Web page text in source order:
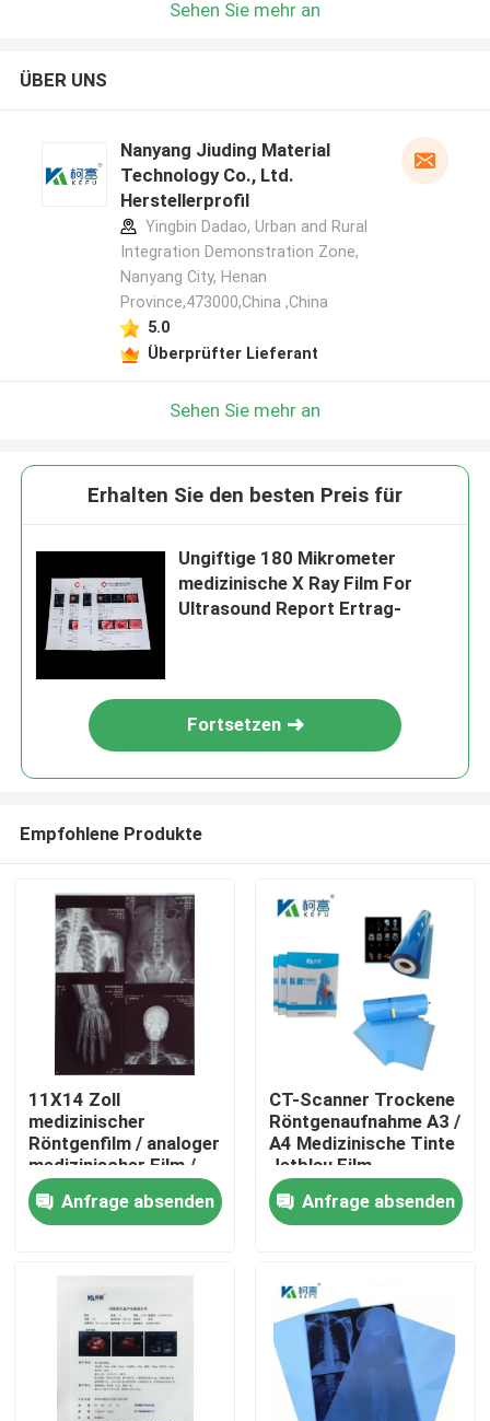
Startseite
Produkte
Fabrik Tour
Qualitätskontrolle
Sehen Sie mehr an
ÜBER UNS
Nanyang Jiuding Material
Technology Co., Ltd.
Herstellerprofil
Yingbin Dadao, Urban and Rural
Integration Demonstration Zone,
Nanyang City, Henan
Province,473000,China ,China
5.0
Überprüfter Lieferant
Sehen Sie mehr an
Erhalten Sie den besten Preis für
Ungiftige 180 Mikrometer
medizinische X Ray Film For
Ultrasound Report Ertrag-
Fortsetzen
Empfohlene Produkte
11X14 Zoll
medizinischer
Röntgenfilm / analoger
medizinischer Film /
Trockenfilm
Anfrage absenden
CT-Scanner Trockene
Röntgenaufnahme A3 /
A4 Medizinische Tinte
Jetblau Film
Röntgenfilm PET
Anfrage absenden